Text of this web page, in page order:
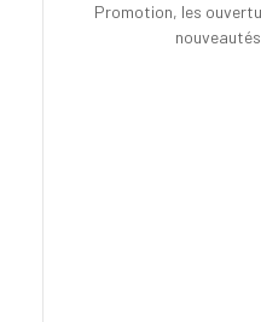
Promotion, les